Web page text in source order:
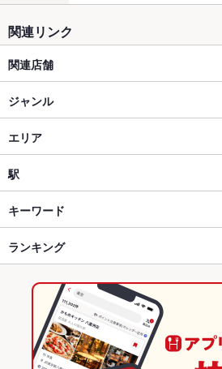
関連リンク
関連店舗
がんこ
ジャンル
和食
和食全般
梅田 × 和食
梅田 × 和食全般
大阪駅 × 和食
大阪駅 × 和食全般
居酒屋
エリア
お初天神
お初天神 × 和食
お初天神 × 和食全般
お初天神 × 居酒屋
お初天神 × 和風
駅
大阪梅田駅
大阪駅
北新地駅
キーワード
からあげ
ランキング
大阪のグルメランキング
大阪の和食ランキング
梅田のグルメランキング